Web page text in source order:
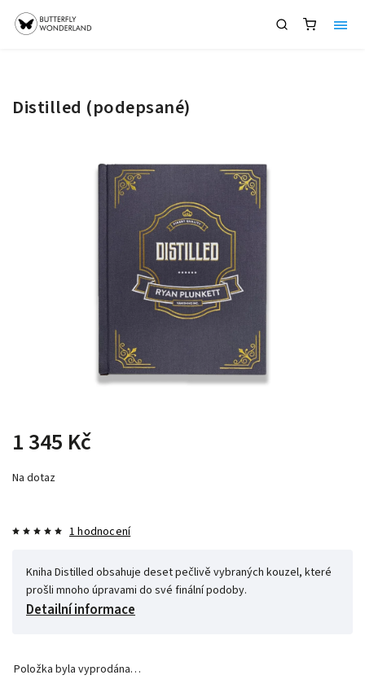
Distilled (podepsané)
1 345 Kč
Na dotaz
1 hodnocení
Kniha Distilled obsahuje deset pečlivě vybraných kouzel, které
prošli mnoho úpravami do své finální podoby.
Detailní informace
Položka byla vyprodána…